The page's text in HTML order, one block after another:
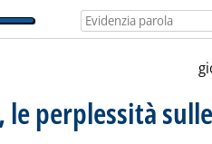
perplessità